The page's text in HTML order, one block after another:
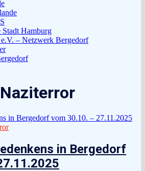
Stadt Hamburg
– Netzwerk Bergedorf
Naziterror
in Bergedorf